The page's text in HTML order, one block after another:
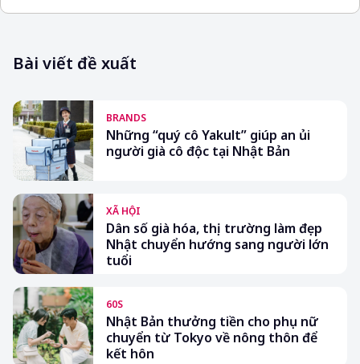
Bài viết đề xuất
BRANDS
Những “quý cô Yakult” giúp an ủi
người già cô độc tại Nhật Bản
XÃ HỘI
Dân số già hóa, thị trường làm đẹp
Nhật chuyển hướng sang người lớn
tuổi
60S
Nhật Bản thưởng tiền cho phụ nữ
chuyển từ Tokyo về nông thôn để
kết hôn